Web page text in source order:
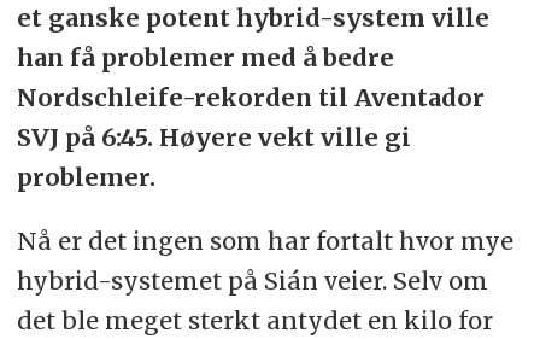
et ganske potent hybrid-system ville
han få problemer med å bedre
Nordschleife-rekorden til Aventador
SVJ på 6:45. Høyere vekt ville gi
problemer.
Nå er det ingen som har fortalt hvor mye
hybrid-systemet på Sián veier. Selv om
det ble meget sterkt antydet en kilo for